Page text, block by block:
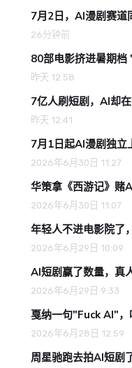
7月2日，AI漫剧赛道
26分钟前
80部电影挤进暑期档
昨天 12:58
7亿人刷短剧，AI却
昨天 12:41
7月1日起AI漫剧独立
2026年6月30日 11:27
华策拿《西游记》赌
2026年6月30日 11:07
年轻人不进电影院了
2026年6月29日 10:09
AI短剧赢了数量，真
2026年6月29日 9:33
戛纳一句"Fuck AI"
2026年6月28日 12:59
周星驰跑去拍AI短剧